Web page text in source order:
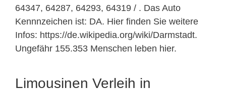
64347, 64287, 64293, 64319 / . Das Auto
Kennnzeichen ist: DA. Hier finden Sie weitere
Infos: https://de.wikipedia.org/wiki/Darmstadt.
Ungefähr 155.353 Menschen leben hier.
Limousinen Verleih in